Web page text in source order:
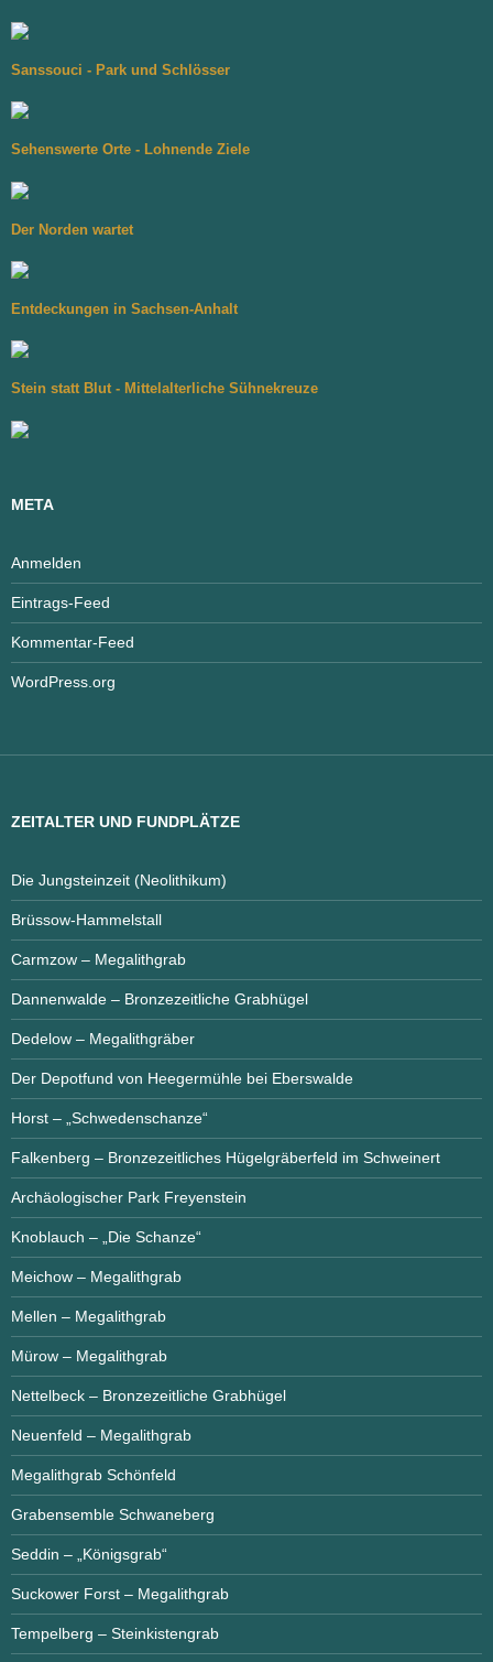
Sanssouci - Park und Schlösser
Sehenswerte Orte - Lohnende Ziele
Der Norden wartet
Entdeckungen in Sachsen-Anhalt
Stein statt Blut - Mittelalterliche Sühnekreuze
META
Anmelden
Eintrags-Feed
Kommentar-Feed
WordPress.org
ZEITALTER UND FUNDPLÄTZE
Die Jungsteinzeit (Neolithikum)
Brüssow-Hammelstall
Carmzow – Megalithgrab
Dannenwalde – Bronzezeitliche Grabhügel
Dedelow – Megalithgräber
Der Depotfund von Heegermühle bei Eberswalde
Horst – „Schwedenschanze“
Falkenberg – Bronzezeitliches Hügelgräberfeld im Schweinert
Archäologischer Park Freyenstein
Knoblauch – „Die Schanze“
Meichow – Megalithgrab
Mellen – Megalithgrab
Mürow – Megalithgrab
Nettelbeck – Bronzezeitliche Grabhügel
Neuenfeld – Megalithgrab
Megalithgrab Schönfeld
Grabensemble Schwaneberg
Seddin – „Königsgrab“
Suckower Forst – Megalithgrab
Tempelberg – Steinkistengrab